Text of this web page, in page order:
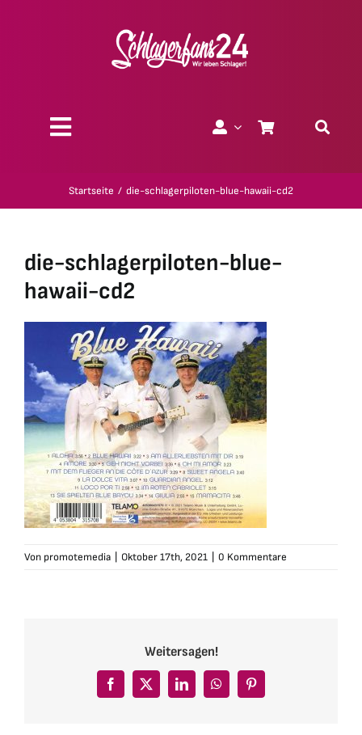
Toggle
Geschenk-Gutscheine
Kollektionen
Startseite die-schlagerpiloten-blue-hawaii-cd2
die-schlagerpiloten-blue-
hawaii-cd2
Von promotemedia Oktober 17th, 2021 0 Kommentare
Weitersagen!
Facebook
X LinkedInWhatsAppPinterest